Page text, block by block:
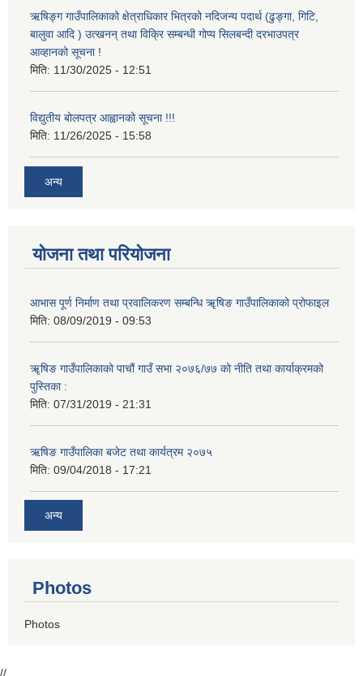
ऋषिङ्ग गाउँपालिकाको क्षेत्राधिकार भित्रको नदिजन्य पदार्थ (ढुङ्गा, गिटि,
बालुवा आदि ) उत्खनन् तथा विक्रि सम्बन्धी गोप्य सिलबन्दी दरभाउपत्र
आव्हानको सूचना !
मिति: 11/30/2025 - 12:51
विद्युतीय बोलपत्र आह्वानको सूचना !!!
मिति: 11/26/2025 - 15:58
अन्य
योजना तथा परियोजना
आभास पूर्ण निर्माण तथा प्रवालिकरण सम्बन्धि ॠषिङ गाउँपालिकाको प्रोफाइल
मिति: 08/09/2019 - 09:53
ॠषिङ गाउँपालिकाको पाचौं गाउँ सभा २०७६/७७ को नीति तथा कार्याक्रमको
पुस्तिका :
मिति: 07/31/2019 - 21:31
ऋषिङ गाउँपालिका बजेट तथा कार्यत्रम २०७५
मिति: 09/04/2018 - 17:21
अन्य
Photos
Photos
//